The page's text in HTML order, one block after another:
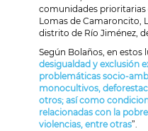
comunidades prioritarias
Lomas de Camaroncito,
distrito de Río Jiménez,
Según Bolaños, en estos
desigualdad y exclusión
problemáticas socio-
monocultivos,
otros; así como
relacionadas con la
violencias, entre otras”.